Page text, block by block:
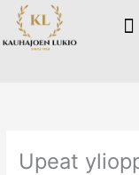
Siirry
sisältöön
Upeat